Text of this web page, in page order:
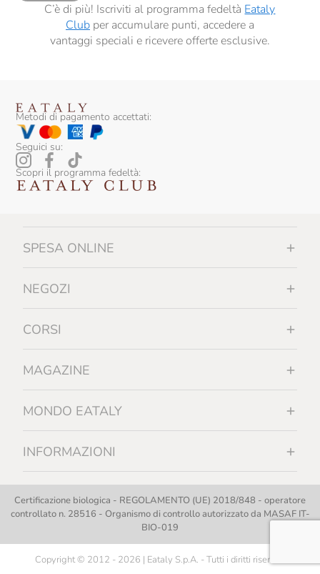
C’è di più! Iscriviti al programma fedeltà Eataly
Clubper accumulare punti, accedere a
vantaggi speciali e ricevere offerte esclusive.
Metodi di pagamento accettati:
Seguici su:
Scopri il programma fedeltà:
SPESA ONLINE
NEGOZI
CORSI
MAGAZINE
MONDO EATALY
INFORMAZIONI
Certificazione biologica - REGOLAMENTO (UE) 2018/848 - operatore
controllato n. 28516 - Organismo di controllo autorizzato da MASAF IT-
BIO-019
Copyright © 2012 - 2026 | Eataly S.p.A. - Tutti i diritti riservati